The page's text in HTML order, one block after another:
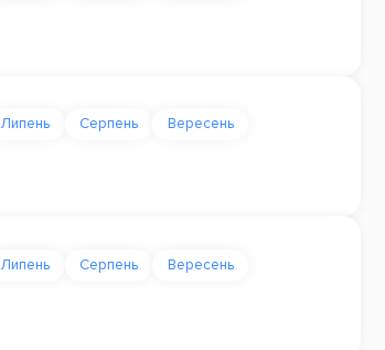
Липень Серпень Вересень
Липень Серпень Вересень